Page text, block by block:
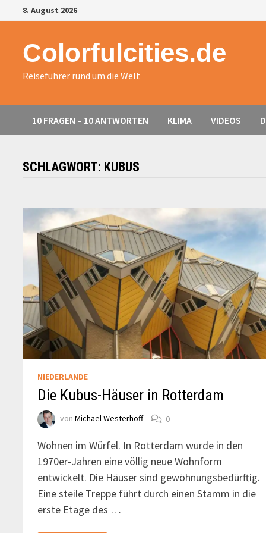
Zurück
zum
8. August 2026
Colorfulcities.de
Reiseführer rund um die Welt
10 FRAGEN – 10 ANTWORTEN KLIMA VIDEOS
SCHLAGWORT: KUBUS
NIEDERLANDE
Die Kubus-Häuser in Rotterdam
vonMichael Westerhoff 0
Wohnen im Würfel. In Rotterdam wurde in den
1970er-Jahren eine völlig neue Wohnform
entwickelt. Die Häuser sind gewöhnungsbedürftig.
Eine steile Treppe führt durch einen Stamm in die
erste Etage des …